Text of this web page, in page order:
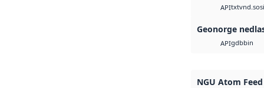
APItxtvnd.sosi
Geonorge
APIgdbbin
NGU Atom